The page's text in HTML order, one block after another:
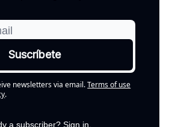
newsletters via email.Terms of use
.
a subscriber? Sign in